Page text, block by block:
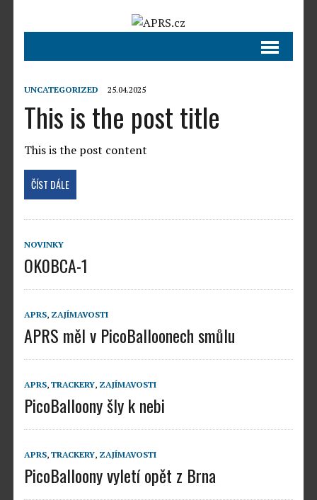
UNCATEGORIZED 25.04.2025
This is the post title
This is the post content
ČÍST DÁLE
NOVINKY
OK0BCA-1
APRS, ZAJÍMAVOSTI
APRS měl v PicoBalloonech smůlu
APRS, TRACKERY, ZAJÍMAVOSTI
PicoBalloony šly k nebi
APRS, TRACKERY, ZAJÍMAVOSTI
PicoBalloony vyletí opět z Brna